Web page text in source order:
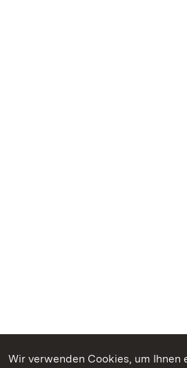
Wir verwenden Cookies, um Ihnen